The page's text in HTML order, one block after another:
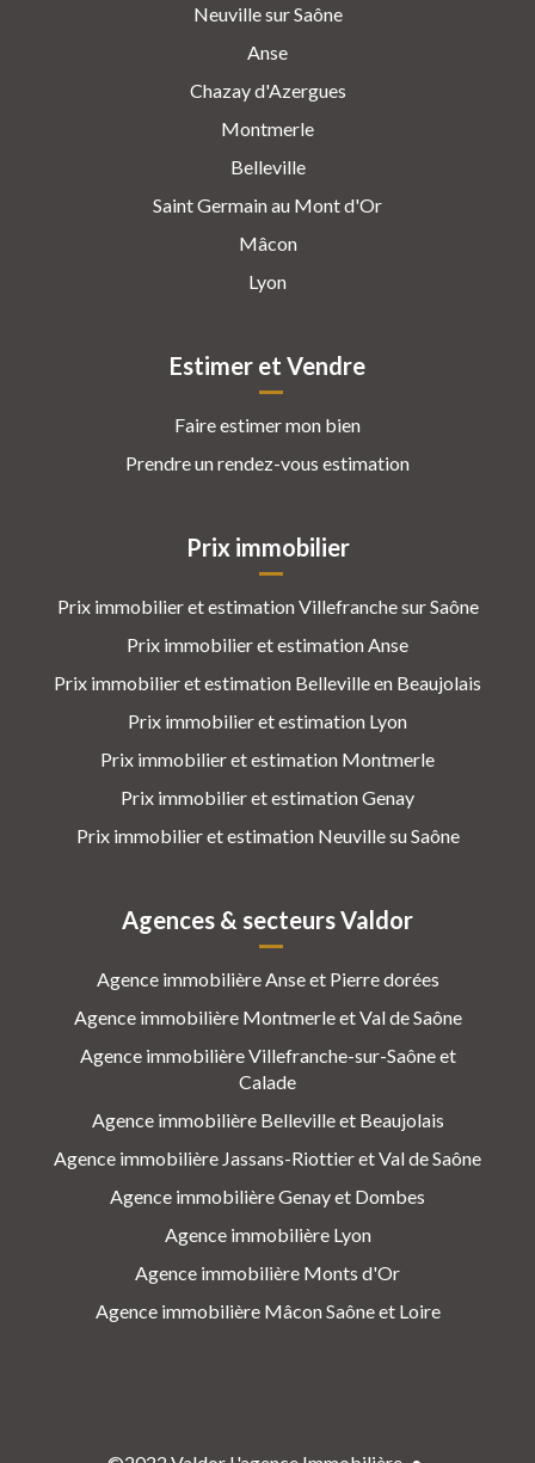
Neuville sur Saône
Anse
Chazay d'Azergues
Montmerle
Belleville
Saint Germain au Mont d'Or
Mâcon
Lyon
Estimer et Vendre
Faire estimer mon bien
Prendre un rendez-vous estimation
Prix immobilier
Prix immobilier et estimation Villefranche sur Saône
Prix immobilier et estimation Anse
Prix immobilier et estimation Belleville en Beaujolais
Prix immobilier et estimation Lyon
Prix immobilier et estimation Montmerle
Prix immobilier et estimation Genay
Prix immobilier et estimation Neuville su Saône
Agences & secteurs Valdor
Agence immobilière Anse et Pierre dorées
Agence immobilière Montmerle et Val de Saône
Agence immobilière Villefranche-sur-Saône et
Calade
Agence immobilière Belleville et Beaujolais
Agence immobilière Jassans-Riottier et Val de Saône
Agence immobilière Genay et Dombes
Agence immobilière Lyon
Agence immobilière Monts d'Or
Agence immobilière Mâcon Saône et Loire